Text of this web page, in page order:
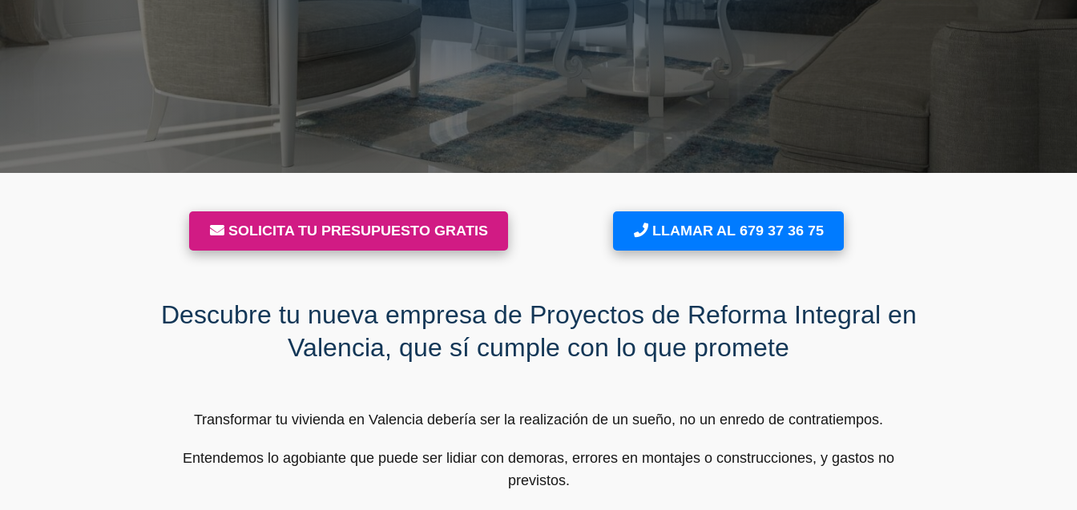
SOLICITA TU PRESUPUESTO GRATIS LLAMAR AL 679 37 36 75
Descubre tu nueva empresa de Proyectos de Reforma Integral en
Valencia, que sí cumple con lo que promete
Transformar tu vivienda en Valencia debería ser la realización de un sueño, no un enredo de contratiempos.
Entendemos lo agobiante que puede ser lidiar con demoras, errores en montajes o construcciones, y gastos no
previstos.